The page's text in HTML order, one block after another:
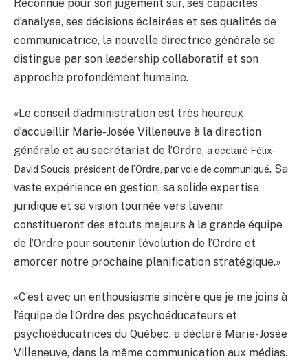
Reconnue pour son jugement sûr, ses capacités
d’analyse, ses décisions éclairées et ses qualités de
communicatrice, la nouvelle directrice générale se
distingue par son leadership collaboratif et son
approche profondément humaine.
«Le conseil d’administration est très heureux
d’accueillir Marie-Josée Villeneuve à la direction
générale et au secrétariat de l’Ordre, a déclaré Félix-
David Soucis, président de l’Ordre, par voie de communiqué. Sa
vaste expérience en gestion, sa solide expertise
juridique et sa vision tournée vers l’avenir
constitueront des atouts majeurs à la grande équipe
de l’Ordre pour soutenir l’évolution de l’Ordre et
amorcer notre prochaine planification stratégique.»
«C’est avec un enthousiasme sincère que je me joins à
l’équipe de l’Ordre des psychoéducateurs et
psychoéducatrices du Québec, a déclaré Marie-Josée
Villeneuve, dans la même communication aux médias.